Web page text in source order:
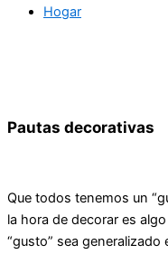
Hogar
Pautas decorativas
Que todos tenemos un
la hora de decorar es
“gusto” sea